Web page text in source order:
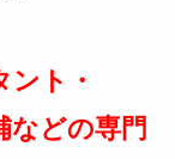
ト・
などの専門